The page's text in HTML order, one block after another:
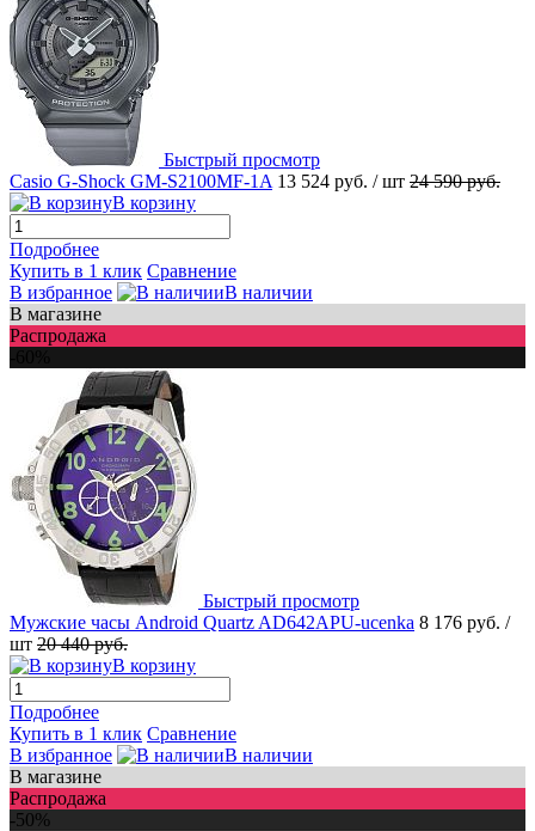
Быстрый просмотр
Casio G-Shock GM-S2100MF-1A 13 524 руб. / шт 24 590 руб.
В корзину
Подробнее
Купить в 1 клик Сравнение
В избранное
В наличии
В магазине
Распродажа
Быстрый просмотр
Мужские часы Android Quartz AD642APU-ucenka 8 176 руб. /
шт 20 440 руб.
В корзину
Подробнее
Купить в 1 клик Сравнение
В избранное
В наличии
В магазине
Распродажа
-50%